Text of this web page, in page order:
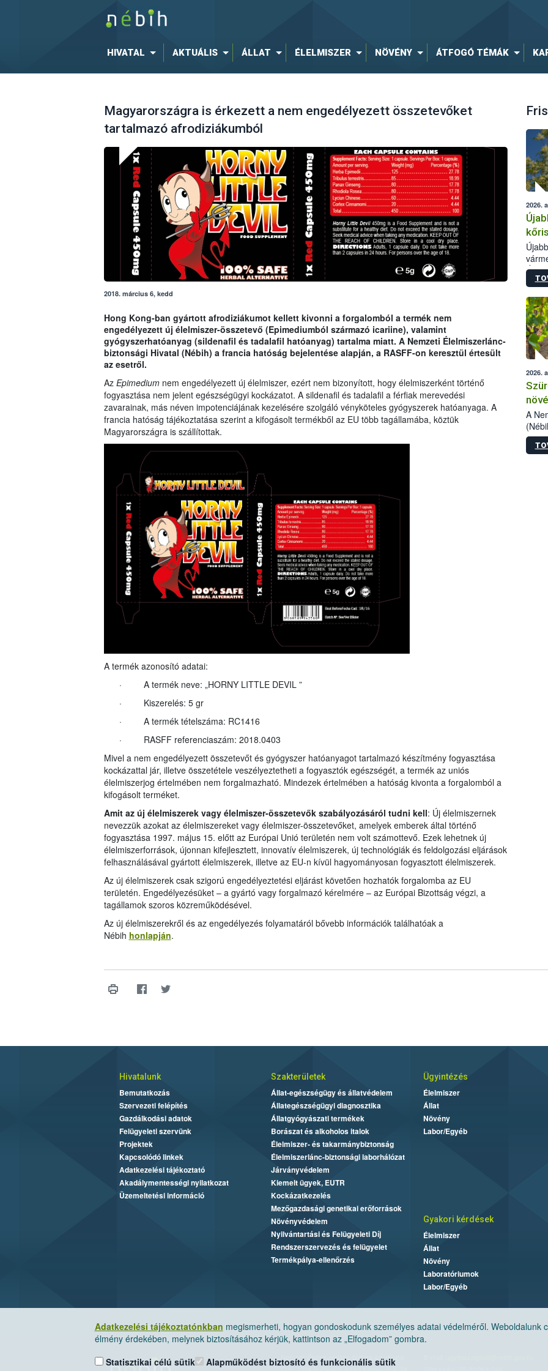
HIVATAL AKTUÁLIS ÁLLAT ÉLELMISZER NÖVÉNY ÁTFOGÓ TÉMÁK
Magyarországra is érkezett a nem engedélyezett összetevőket
tartalmazó afrodiziákumból
2018. március 6, kedd
Hong Kong-ban gyártott afrodiziákumot kellett kivonni a forgalomból a termék nem
engedélyezett új élelmiszer-összetevő (Epimediumból származó icariine), valamint
gyógyszerhatóanyag (sildenafil és tadalafil hatóanyag) tartalma miatt. A Nemzeti Élelmiszerlánc-
biztonsági Hivatal (Nébih) a francia hatóság bejelentése alapján, a RASFF-on keresztül értesült
az esetről.
Az Epimediumnem engedélyezett új élelmiszer, ezért nem bizonyított, hogy élelmiszerként történő
fogyasztása nem jelent egészségügyi kockázatot. A sildenafil és tadalafil a férfiak merevedési
zavarainak, más néven impotenciájának kezelésére szolgáló vényköteles gyógyszerek hatóanyaga. A
francia hatóság tájékoztatása szerint a kifogásolt termékből az EU több tagállamába, köztük
Magyarországra is szállítottak.
A termék azonosító adatai:
· A termék neve: „HORNY LITTLE DEVIL ”
· Kiszerelés: 5 gr
· A termék tételszáma: RC1416
· RASFF referenciaszám: 2018.0403
Mivel a nem engedélyezett összetevőt és gyógyszer hatóanyagot tartalmazó készítmény fogyasztása
kockázattal jár, illetve összetétele veszélyeztetheti a fogyasztók egészségét, a termék az uniós
élelmiszerjog értelmében nem forgalmazható. Mindezek értelmében a hatóság kivonta a forgalomból a
kifogásolt terméket.
Amit az új élelmiszerek vagy élelmiszer-összetevők szabályozásáról tudni kell: Új élelmiszernek
nevezzük azokat az élelmiszereket vagy élelmiszer-összetevőket, amelyek emberek által történő
fogyasztása 1997. május 15. előtt az Európai Unió területén nem volt számottevő. Ezek lehetnek új
élelmiszerforrások, újonnan kifejlesztett, innovatív élelmiszerek, új technológiák és feldolgozási eljárások
felhasználásával gyártott élelmiszerek, illetve az EU-n kívül hagyományosan fogyasztott élelmiszerek.
Az új élelmiszerek csak szigorú engedélyeztetési eljárást követően hozhatók forgalomba az EU
területén. Engedélyezésüket – a gyártó vagy forgalmazó kérelmére – az Európai Bizottság végzi, a
tagállamok szoros közreműködésével.
Az új élelmiszerekről és az engedélyezés folyamatáról bővebb információk találhatóak a
Nébih honlapján.
2026.
2026.
A
Adatkezelési tájékoztatónkban megismerheti, hogyan gondoskodunk személyes adatai védelméről. Weboldalunk
élmény érdekében, melynek biztosításához kérjük, kattintson az „Elfogadom” gombra.
Statisztikai célú sütik
Alapműködést biztosító és funkcionális sütik
Hivatalunk
Bemutatkozás
Szervezeti felépítés
Gazdálkodási adatok
Felügyeleti szervünk
Projektek
Kapcsolódó linkek
Adatkezelési tájékoztató
Akadálymentességi nyilatkozat
Üzemeltetési információ
Szakterületek
Állat-egészségügy és állatvédelem
Állategészségügyi diagnosztika
Állatgyógyászati termékek
Borászat és alkoholos italok
Élelmiszer- és takarmánybiztonság
Élelmiszerlánc-biztonsági laborhálózat
Járványvédelem
Kiemelt ügyek, EUTR
Kockázatkezelés
Mezőgazdasági genetikai erőforrások
Növényvédelem
Nyilvántartási és Felügyeleti Díj
Rendszerszervezés és felügyelet
Termékpálya-ellenőrzés
Ügyintézés
Élelmiszer
Állat
Növény
Labor/Egyéb
Gyakori kérdések
Élelmiszer
Állat
Növény
Laboratóriumok
Labor/Egyéb
Nemzeti Élelmiszerlánc-biztonsági Hivatal